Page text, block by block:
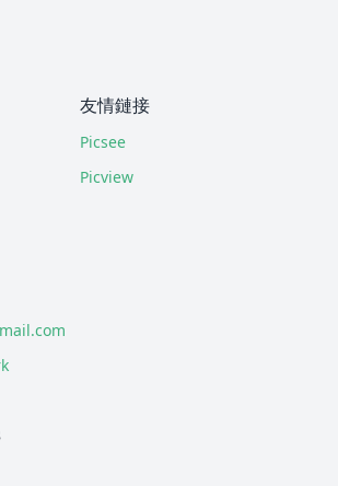
友情鏈接
Picsee
Picview